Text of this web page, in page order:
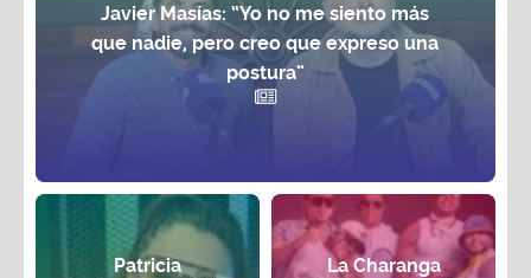
Javier Masías: “Yo no me siento más
que nadie, pero creo que expreso una
postura”
Patricia
La Charanga